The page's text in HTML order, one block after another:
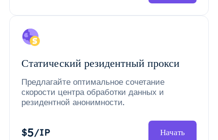
Статический резидентный прокси
Предлагайте оптимальное сочетание
скорости центра обработки данных и
резидентной анонимности.
$5/IP Начать